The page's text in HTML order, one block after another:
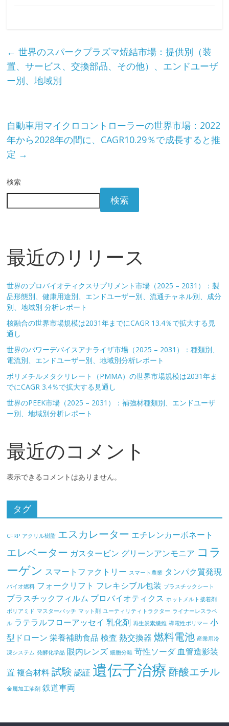
← 世界のスパークプラズマ焼結市場：提供別（装
置、サービス、交換部品、その他）、エンドユーザ
ー別、地域別
自動車用マイクロコントローラーの世界市場：2022
年から2028年の間に、CAGR10.29％で成長すると推
定 →
検索
検索
最近のリリース
世界のプロバイオティクスサプリメント市場（2025 – 2031）：製
品形態別、健康用途別、エンドユーザー別、流通チャネル別、成分
別、地域別 分析レポート
核融合の世界市場規模は2031年までにCAGR 13.4％で拡大する見
通し
世界のパワーデバイスアナライザ市場（2025 – 2031）：種類別、
電流別、エンドユーザー別、地域別分析レポート
ポリメチルメタクリレート（PMMA）の世界市場規模は2031年ま
でにCAGR 3.4％で拡大する見通し
世界のPEEK市場（2025 – 2031）：補強材種類別、エンドユーザ
ー別、地域別分析レポート
最近のコメント
表示できるコメントはありません。
タグ
CFRP アクリル樹脂 エスカレーター エチレンカーボネート
エレベーター ガスタービン グリーンアンモニア コラ
ーゲン スマートファクトリー スマート農業 タンパク質発現
バイオ燃料 フォークリフト フレキシブル包装 プラスチックシート
プラスチックフィルム プロバイオティクス ホットメルト接着剤
ポリアミド マスターバッチ マット剤 ユーティリティトラクター ライナーレスラベ
ル ラテラルフローアッセイ 乳化剤 再生炭素繊維 導電性ポリマー 小
型ドローン 栄養補助食品 検査 熱交換器 燃料電池 産業用冷
凍システム 発酵化学品 眼内レンズ 細胞分離 苛性ソーダ 血管造影装
置 複合材料 試験 認証 遺伝子治療 酢酸エチル
金属加工油剤 鉄道車両